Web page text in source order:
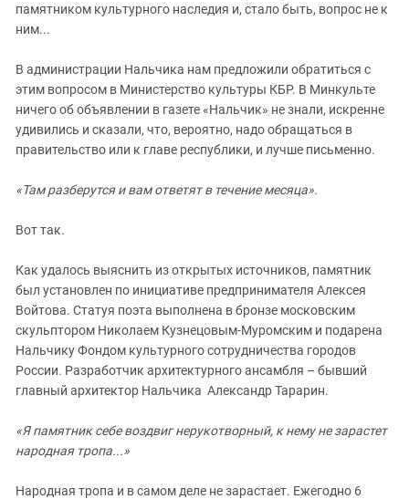
памятником культурного наследия и, стало быть, вопрос не к
ним...
В администрации Нальчика нам предложили обратиться с
этим вопросом в Министерство культуры КБР. В Минкульте
ничего об объявлении в газете «Нальчик» не знали, искренне
удивились и сказали, что, вероятно, надо обращаться в
правительство или к главе республики, и лучше письменно.
«Там разберутся и вам ответят в течение месяца».
Вот так.
Как удалось выяснить из открытых источников, памятник
был установлен по инициативе предпринимателя Алексея
Войтова. Статуя поэта выполнена в бронзе московским
скульптором Николаем Кузнецовым-Муромским и подарена
Нальчику Фондом культурного сотрудничества городов
России. Разработчик архитектурного ансамбля – бывший
главный архитектор Нальчика Александр Тарарин.
«Я памятник себе воздвиг нерукотворный, к нему не зарастет
народная тропа...»
Народная тропа и в самом деле не зарастает. Ежегодно 6